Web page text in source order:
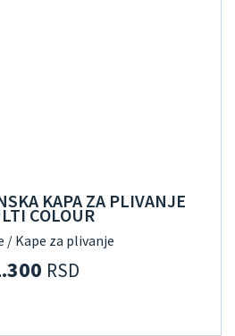
KAPA ZA PLIVANJE
COLOUR
/ Kape za plivanje
RSD